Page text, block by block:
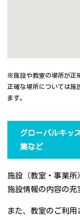
※施設や教室の場所が正
正確な場所については施
ます。
グローバルキッ
集など
施設（教室・事業所
施設情報の内容の
また、教室のご利